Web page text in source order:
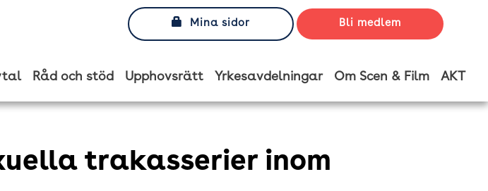
Mina sidor Bli medlem
Råd och stöd Upphovsrätt Yrkesavdelningar Om Scen & Film AKT
trakasserier inom